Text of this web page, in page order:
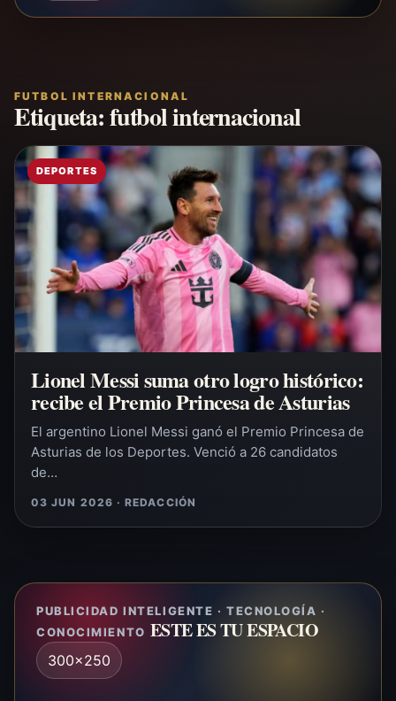
FUTBOL INTERNACIONAL
Etiqueta:futbol internacional
DEPORTES
Lionel Messi suma otro logro histórico:
recibe el Premio Princesa de Asturias
El argentino Lionel Messi ganó el Premio Princesa de
Asturias de los Deportes. Venció a 26 candidatos
de…
03 JUN 2026 · REDACCIÓN
PUBLICIDAD INTELIGENTE · TECNOLOGÍA ·
CONOCIMIENTO ESTE ES TU ESPACIO
300x250